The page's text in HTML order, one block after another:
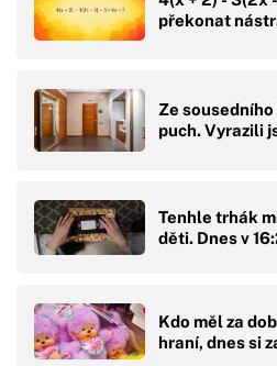
překonat
Ze
puch. Vyrazili
Tenhle trhák
děti. Dnes v
Kdo měl za
hraní, dnes si